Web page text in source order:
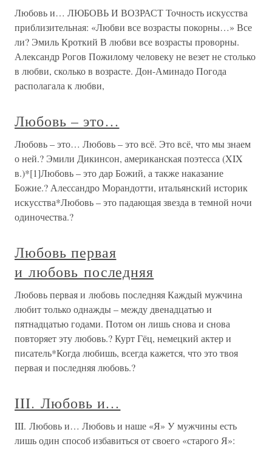
Любовь и… ЛЮБОВЬ И ВОЗРАСТ Точность искусства
приблизительная: «Любви все возрасты покорны…» Все
ли? Эмиль Кроткий В любви все возрасты проворны.
Александр Рогов Пожилому человеку не везет не столько
в любви, сколько в возрасте. Дон-Аминадо Погода
располагала к любви,
Любовь – это…
Любовь – это… Любовь – это всё. Это всё, что мы знаем
о ней.? Эмили Дикинсон, американская поэтесса (XIX
в.)*[1]Любовь – это дар Божий, а также наказание
Божие.? Алессандро Морандотти, итальянский историк
искусства*Любовь – это падающая звезда в темной ночи
одиночества.?
Любовь первая
и любовь последняя
Любовь первая и любовь последняя Каждый мужчина
любит только однажды – между двенадцатью и
пятнадцатью годами. Потом он лишь снова и снова
повторяет эту любовь.? Курт Гёц, немецкий актер и
писатель*Когда любишь, всегда кажется, что это твоя
первая и последняя любовь.?
III. Любовь и…
III. Любовь и… Любовь и наше «Я» У мужчины есть
лишь один способ избавиться от своего «старого Я»: